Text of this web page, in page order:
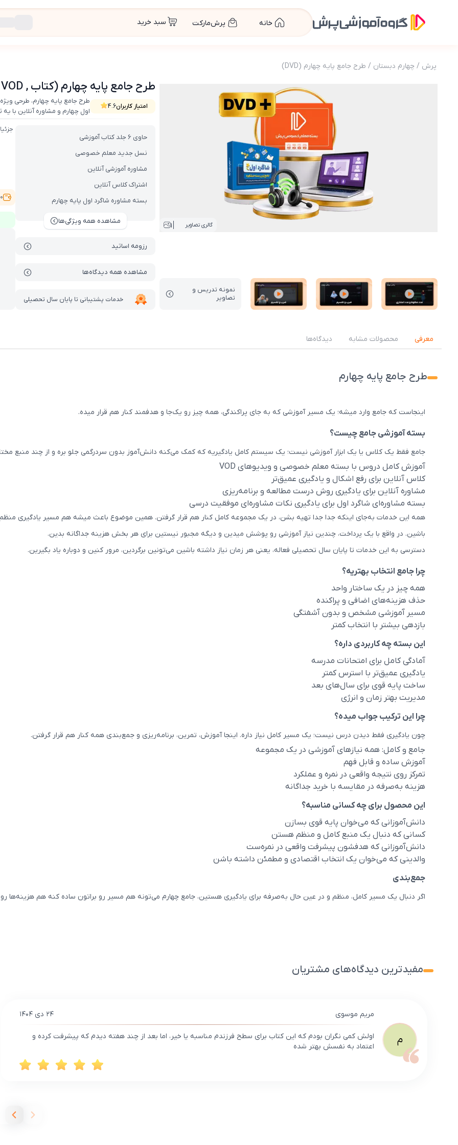
خانه پرش‌مارکت سبد خرید
پرش / چهارم دبستان / طرح جامع پایه چهارم (DVD)
گالری تصاویر 1
نمونه تدریس‌ و
تصاویر
طرح جامع پایه چهارم (کتاب , VOD با DVD)
امتیاز کاربران4.6
طرح جامع پایه چهارم، طرحی
اول چهارم و مشاوره آنلاین با
حاوی 6 جلد کتاب آموزشی
نسل جدید معلم خصوصی
مشاوره آموزشی آنلاین
اشتراک کلاس آنلاین
بسته مشاوره شاگرد اول پایه چهارم
مشاهده همه ویژگی‌ها
رزومه اساتید
مشاهده همه دیدگاه‌ها
خدمات پشتیبانی تا پایان سال تحصیلی
معرفی محصولات مشابه دیدگاه‌ها
طرح جامع پایه چهارم
اینجاست که جامع وارد میشه؛ یک مسیر آموزشی که به جای پراکندگی، همه چیز رو یک‌جا و هدفمند کنار هم قرار میده.
بسته آموزشی جامع چیست؟
جامع فقط یک کلاس یا یک ابزار آموزشی نیست؛ یک سیستم کامل یادگیریه که کمک می‌کنه دانش‌آموز بدون سردرگمی جلو بره و از چند منبع
آموزش کامل دروس با بسته معلم خصوصی و ویدیوهای VOD
کلاس آنلاین برای رفع اشکال و یادگیری عمیق‌تر
مشاوره آنلاین برای یادگیری روش درست مطالعه و برنامه‌ریزی
بسته مشاوره‌ای شاگرد اول برای یادگیری نکات مشاوره‌ای موفقیت درسی
همه این خدمات به‌جای اینکه جدا جدا تهیه بشن، در یک مجموعه کامل کنار هم قرار گرفتن. همین موضوع باعث میشه هم مسیر یادگیری
باشین. در واقع با یک پرداخت، چندین نیاز آموزشی رو پوشش میدین و دیگه مجبور نیستین برای هر بخش هزینه جداگانه بدین.
دسترسی به این خدمات تا پایان سال تحصیلی فعاله، یعنی هر زمان نیاز داشته باشین می‌تونین برگردین، مرور کنین و دوباره یاد بگیرین.
چرا جامع انتخاب بهتریه؟
همه چیز در یک ساختار واحد
حذف هزینه‌های اضافی و پراکنده
مسیر آموزشی مشخص و بدون آشفتگی
بازدهی بیشتر با انتخاب کمتر
این بسته چه کاربردی داره؟
آمادگی کامل برای امتحانات مدرسه
یادگیری عمیق‌تر با استرس کمتر
ساخت پایه قوی برای سال‌های بعد
مدیریت بهتر زمان و انرژی
چرا این ترکیب جواب میده؟
چون یادگیری فقط دیدن درس نیست؛ یک مسیر کامل نیاز داره. اینجا آموزش، تمرین، برنامه‌ریزی و جمع‌بندی همه کنار هم قرار گرفتن.
جامع و کامل: همه نیازهای آموزشی در یک مجموعه
آموزش ساده و قابل فهم
تمرکز روی نتیجه واقعی در نمره و عملکرد
هزینه به‌صرفه در مقایسه با خرید جداگانه
این محصول برای چه کسانی مناسبه؟
دانش‌آموزانی که می‌خوان پایه قوی بسازن
کسانی که دنبال یک منبع کامل و منظم هستن
دانش‌آموزانی که هدفشون پیشرفت واقعی در نمره‌ست
والدینی که می‌خوان یک انتخاب اقتصادی و مطمئن داشته باشن
جمع‌بندی
اگر دنبال یک مسیر کامل، منظم و در عین حال به‌صرفه برای یادگیری هستین، جامع چهارم می‌تونه هم مسیر رو براتون ساده کنه هم هزینه‌ها
مفیدترین دیدگاه‌های مشتریان
م
مریم موسوی ۲۴ دی ۱۴۰۴
اولش کمی نگران بودم که این کتاب برای سطح فرزندم مناسبه یا خیر، اما بعد از چند هفته دیدم که پیشرفت کرده و
اعتماد به نفسش بهتر شده